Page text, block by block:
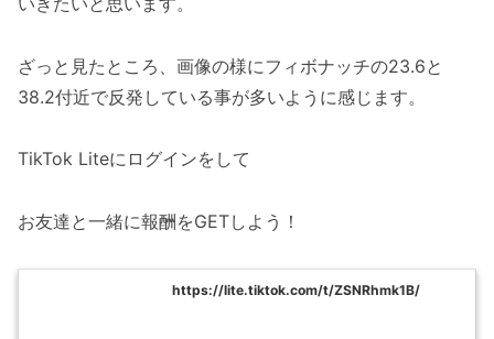
ざっと見たところ、画像の様にフィボナッチの23.6と
38.2付近で反発している事が多いように感じます。
TikTok Liteにログインをして
お友達と一緒に報酬をGETしよう！
https://lite.tiktok.com/t/ZSNRhmk1B/